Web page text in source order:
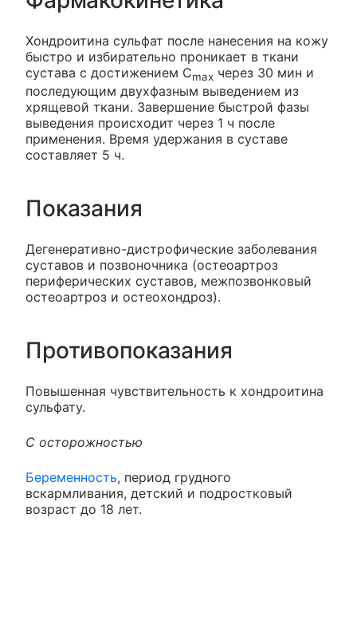
Хондроитина сульфат после нанесения на кожу
быстро и избирательно проникает в ткани
сустава с достижением Cmax через 30 мин и
последующим двухфазным выведением из
хрящевой ткани. Завершение быстрой фазы
выведения происходит через 1 ч после
применения. Время удержания в суставе
составляет 5 ч.
Показания
Дегенеративно-дистрофические заболевания
суставов и позвоночника (остеоартроз
периферических суставов, межпозвонковый
остеоартроз и остеохондроз).
Противопоказания
Повышенная чувствительность к хондроитина
сульфату.
С осторожностью
Беременность, период грудного
вскармливания, детский и подростковый
возраст до 18 лет.